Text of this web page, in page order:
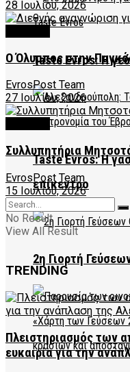
Taste Evros: Η
Taste Evros: Η
επίκεντρο
2η Γιορτή
28 Ιουλίου, 2026
Ο Όλυμπος στην
EvrosPost Team
27 Ιουλίου, 2026
Συλλυπητήρια
EvrosPost Team
15 Ιουλίου, 2026
No Result
View All Result
TRENDING
Πλειστηριασμός των
ευκαιρία για την